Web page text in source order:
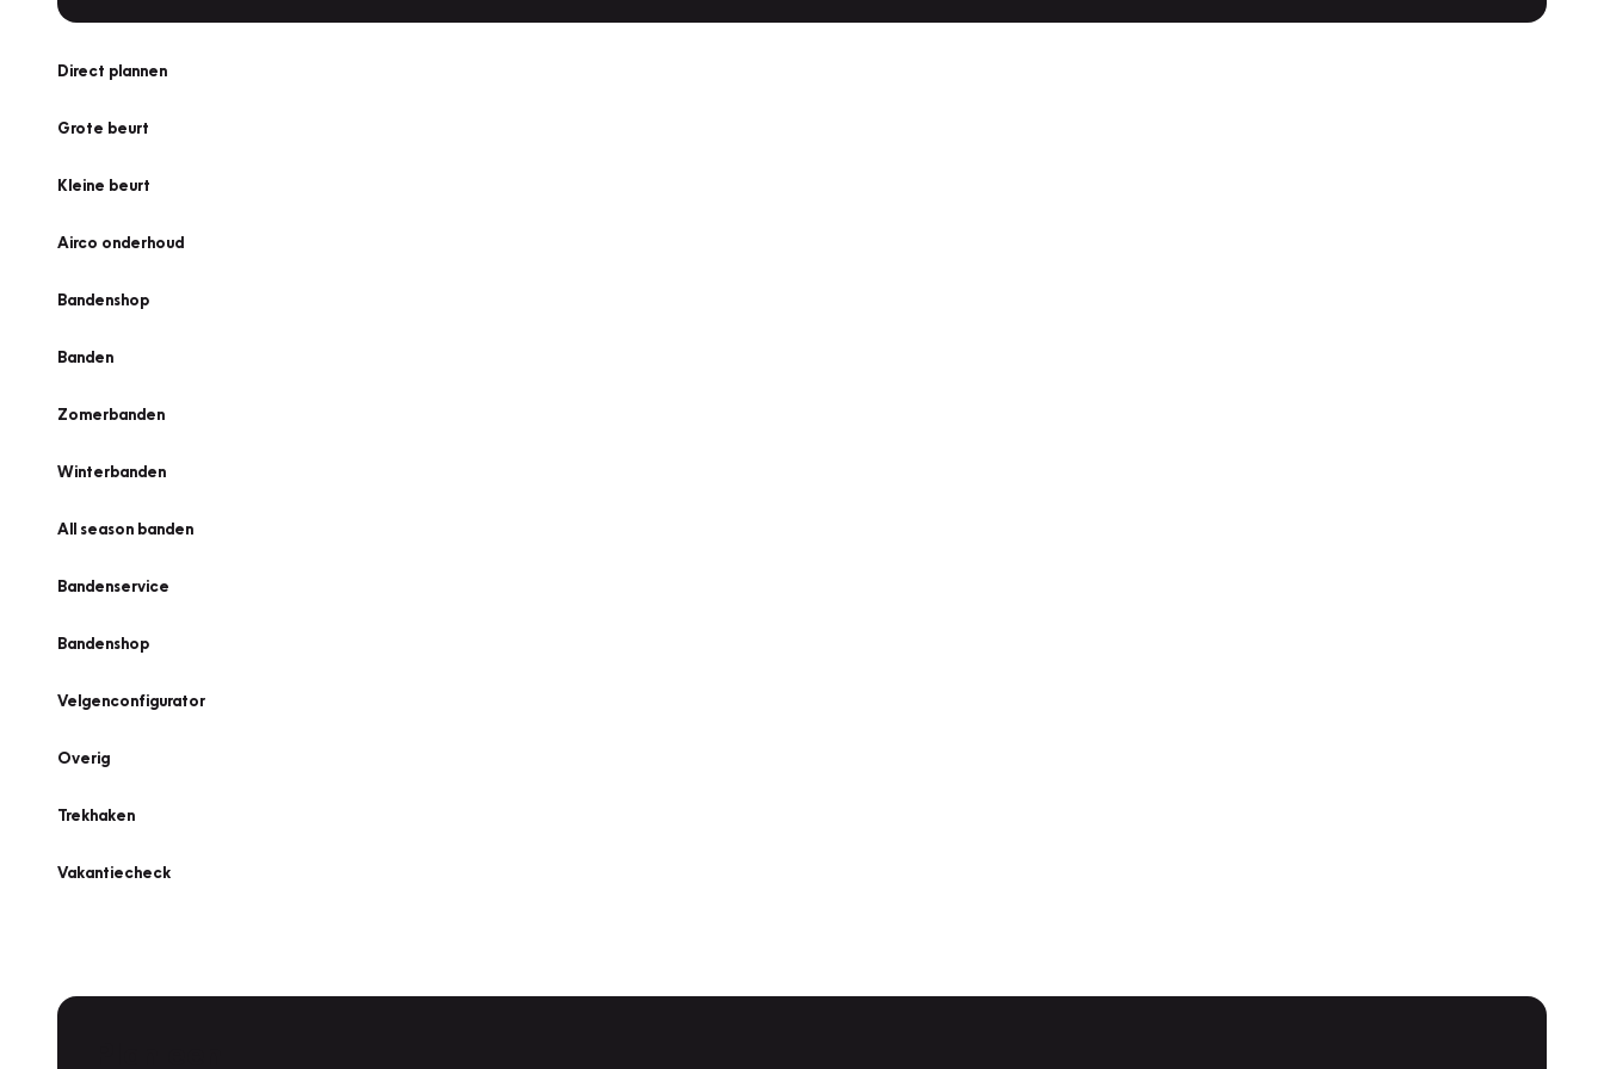
Direct plannen
Grote beurt
Kleine beurt
Airco onderhoud
Bandenshop
Banden
Zomerbanden
Winterbanden
All season banden
Bandenservice
Bandenshop
Velgenconfigurator
Overig
Trekhaken
Vakantiecheck